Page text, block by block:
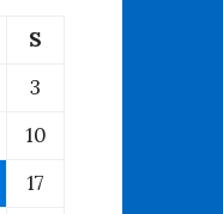
S
3
10
17